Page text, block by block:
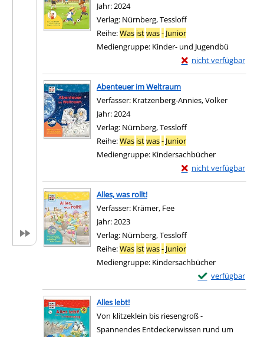
Jahr:2024
Verlag: Nürnberg, Tessloff
Reihe:Was istwas- Junior
Mediengruppe: Kinder- und Jugendbü
nicht verfügbar
Exemplar-Details von
Zum Download von
Abenteuer im Weltraum
Verfasser: Kratzenberg-Annies, Volker
Jahr:2024
Verlag: Nürnberg, Tessloff
Reihe:Was istwas- Junior
Mediengruppe: Kindersachbücher
nicht verfügbar
Exemplar-Details von
Zum Download von
Alles, was rollt!
Verfasser: Krämer, Fee
Jahr:2023
Verlag: Nürnberg, Tessloff
Reihe:Was istwas- Junior
Mediengruppe: Kindersachbücher
verfügbar
Exemplar-Details
Zum Download
Alles lebt!
Von klitzeklein bis riesengroß -
Spannendes Entdeckerwissen rund um